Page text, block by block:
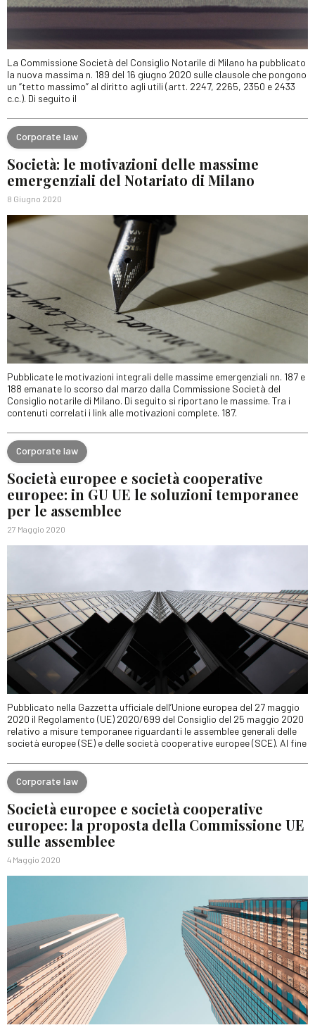
La Commissione Società del Consiglio Notarile di Milano ha pubblicato
la nuova massima n. 189 del 16 giugno 2020 sulle clausole che pongono
un “tetto massimo” al diritto agli utili (artt. 2247, 2265, 2350 e 2433
c.c.). Di seguito il
Corporate law
Società: le motivazioni delle massime
emergenziali del Notariato di Milano
8 Giugno 2020
Pubblicate le motivazioni integrali delle massime emergenziali nn. 187 e
188 emanate lo scorso dal marzo dalla Commissione Società del
Consiglio notarile di Milano. Di seguito si riportano le massime. Tra i
contenuti correlati i link alle motivazioni complete. 187.
Corporate law
Società europee e società cooperative
europee: in GU UE le soluzioni temporanee
per le assemblee
27 Maggio 2020
Pubblicato nella Gazzetta ufficiale dell’Unione europea del 27 maggio
2020 il Regolamento (UE) 2020/699 del Consiglio del 25 maggio 2020
relativo a misure temporanee riguardanti le assemblee generali delle
società europee (SE) e delle società cooperative europee (SCE). Al fine
Corporate law
Società europee e società cooperative
europee: la proposta della Commissione UE
sulle assemblee
4 Maggio 2020